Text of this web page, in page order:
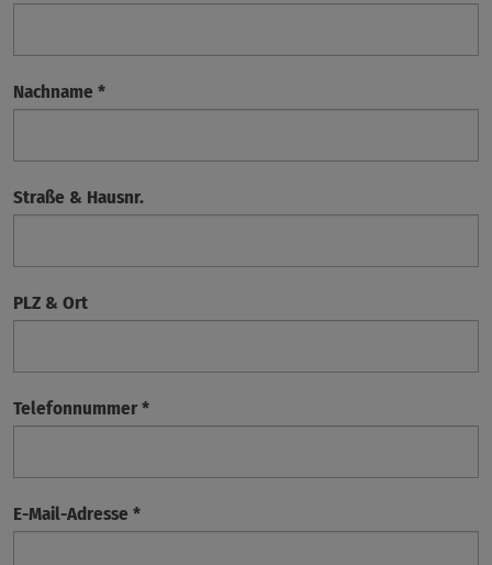
Nachname *
Straße & Hausnr.
PLZ & Ort
Telefonnummer*
E-Mail-Adresse *